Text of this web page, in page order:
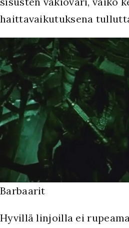
haittavaikutuksena
Barbaarit
Hyvillä linjoilla ei